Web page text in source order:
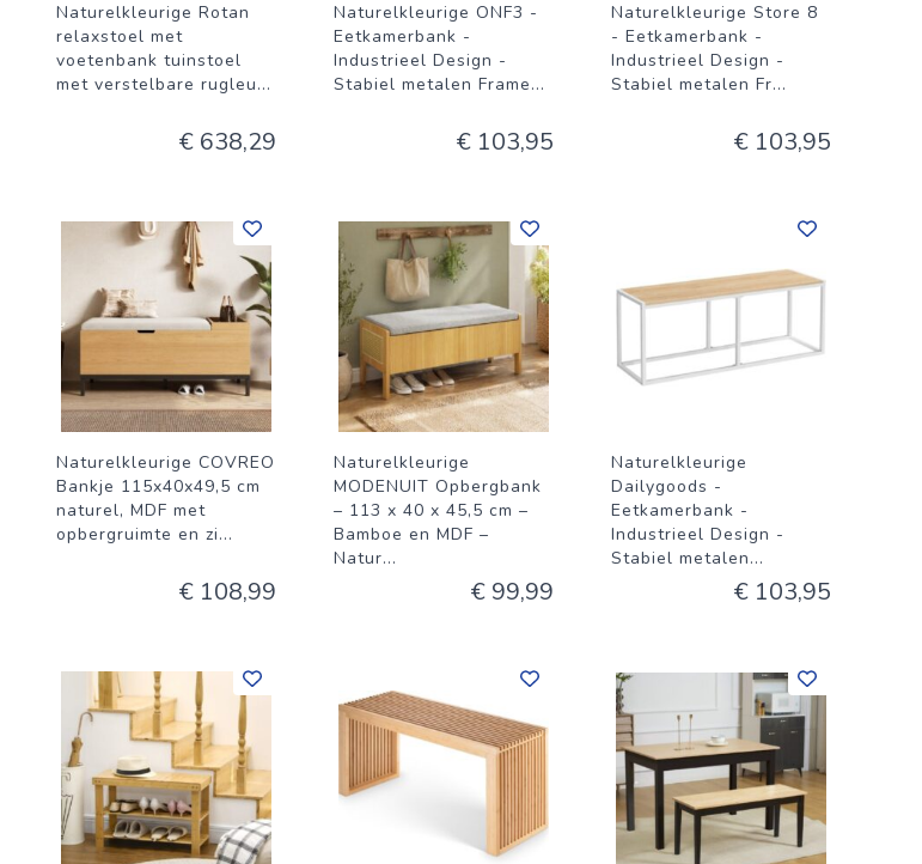
Naturelkleurige Rotan
relaxstoel met
voetenbank tuinstoel
met verstelbare rugleu...
€ 638,29
Naturelkleurige ONF3 -
Eetkamerbank -
Industrieel Design -
Stabiel metalen Frame...
€ 103,95
Naturelkleurige Store 8
- Eetkamerbank -
Industrieel Design -
Stabiel metalen Fr...
€ 103,95
Naturelkleurige COVREO
Bankje 115x40x49,5 cm
naturel, MDF met
opbergruimte en zi...
€ 108,99
Naturelkleurige
MODENUIT Opbergbank
– 113 x 40 x 45,5 cm –
Bamboe en MDF –
Natur...
€ 99,99
Naturelkleurige
Dailygoods -
Eetkamerbank -
Industrieel Design -
Stabiel metalen...
€ 103,95